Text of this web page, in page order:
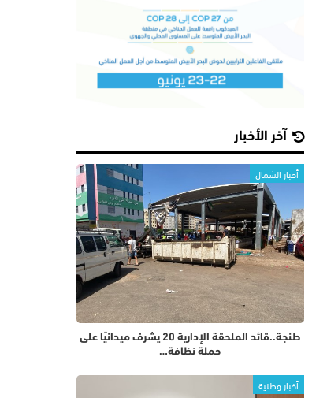
آخر الأخبار
أخبار الشمال
طنجة..قائد الملحقة الإدارية 20 يشرف ميدانيًا على
حملة نظافة…
أخبار وطنية